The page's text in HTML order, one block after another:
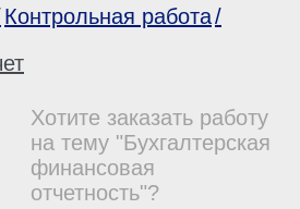
Контрольная работа
Хотите заказать работу
на тему "Бухгалтерская
финансовая
отчетность"?